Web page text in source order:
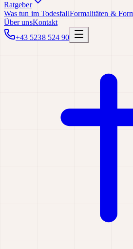
Ratgeber
Was tun im TodesfallFormalitäten &
Über unsKontakt
+43 5238 524 90